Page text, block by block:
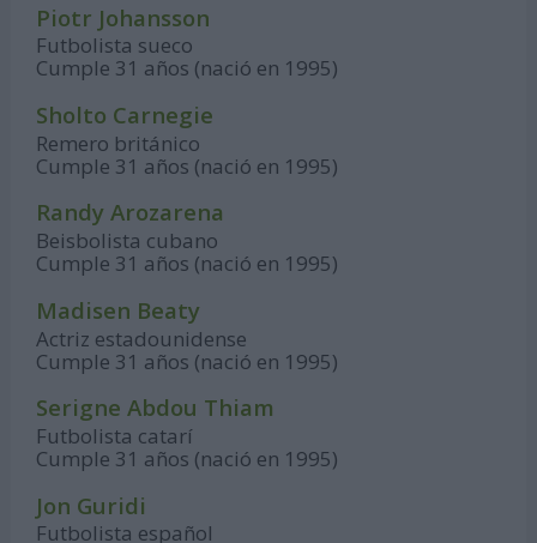
Piotr Johansson
Futbolista sueco
Cumple 31 años (nació en 1995)
Sholto Carnegie
Remero británico
Cumple 31 años (nació en 1995)
Randy Arozarena
Beisbolista cubano
Cumple 31 años (nació en 1995)
Madisen Beaty
Actriz estadounidense
Cumple 31 años (nació en 1995)
Serigne Abdou Thiam
Futbolista catarí
Cumple 31 años (nació en 1995)
Jon Guridi
Futbolista español